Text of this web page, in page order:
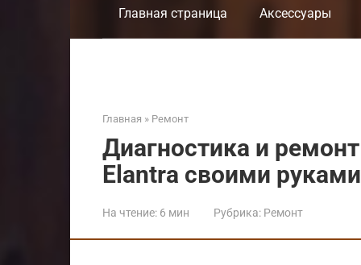
Главная страница Аксессуары
Главная » Ремонт
Диагностика и
Elantra своими руками
На чтение: 6 мин Рубрика: Ремонт